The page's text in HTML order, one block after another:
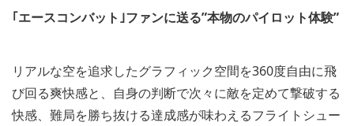
｢エースコンバット｣ファンに送る”本物のパイロット体験”
リアルな空を追求したグラフィック空間を360度自由に飛
び回る爽快感と、自身の判断で次々に敵を定めて撃破する
快感、難局を勝ち抜ける達成感が味わえるフライトシュー